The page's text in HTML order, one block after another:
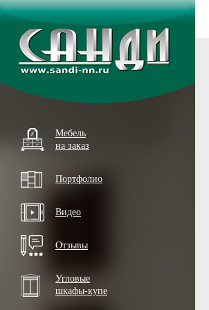
Мебель
на заказ
Портфолио
Видео
Отзывы
Угловые
шкафы-купе